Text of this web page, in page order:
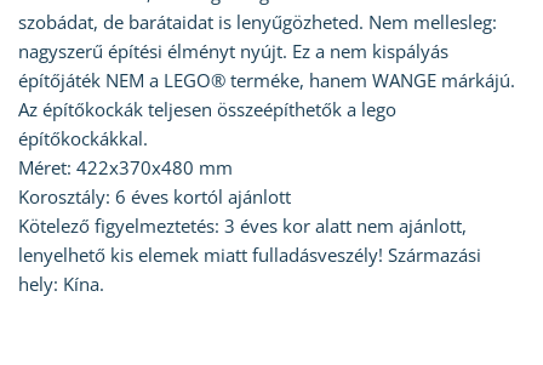
szobádat, de barátaidat is lenyűgözheted. Nem mellesleg:
nagyszerű építési élményt nyújt. Ez a nem kispályás
építőjáték NEM a LEGO® terméke, hanem WANGE márkájú.
Az építőkockák teljesen összeépíthetők a lego
építőkockákkal.
Méret: 422x370x480 mm
Korosztály: 6 éves kortól ajánlott
Kötelező figyelmeztetés: 3 éves kor alatt nem ajánlott,
lenyelhető kis elemek miatt fulladásveszély! Származási
hely: Kína.